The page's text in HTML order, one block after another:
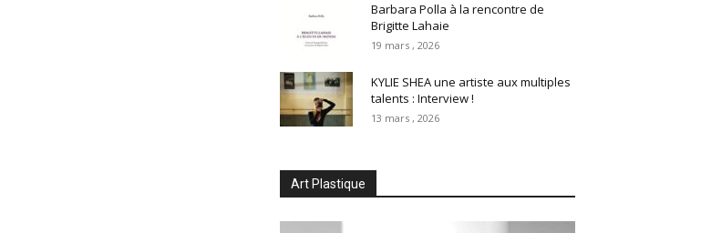
Barbara Polla à la rencontre de
Brigitte Lahaie
19 mars , 2026
KYLIE SHEA une artiste aux multiples
talents : Interview !
13 mars , 2026
Art Plastique